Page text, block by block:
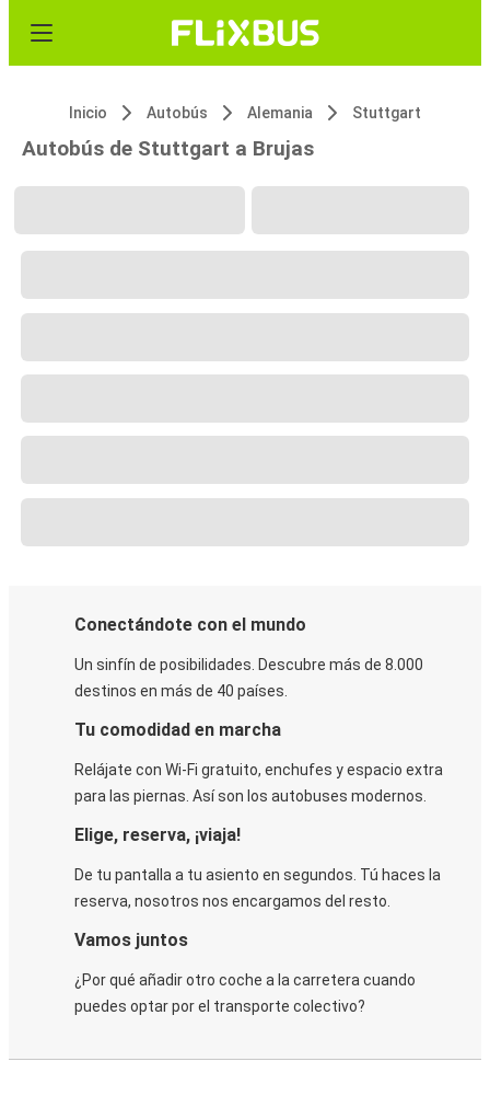
Inicio Autobús Alemania Stuttgart
Autobús de Stuttgart a Brujas
Conectándote con el mundo
Un sinfín de posibilidades. Descubre más de 8.000
destinos en más de 40 países.
Tu comodidad en marcha
Relájate con Wi-Fi gratuito, enchufes y espacio extra
para las piernas. Así son los autobuses modernos.
Elige, reserva, ¡viaja!
De tu pantalla a tu asiento en segundos. Tú haces la
reserva, nosotros nos encargamos del resto.
Vamos juntos
¿Por qué añadir otro coche a la carretera cuando
puedes optar por el transporte colectivo?